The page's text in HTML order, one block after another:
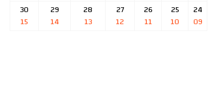
24
09
25
10
26
11
27
12
28
13
29
14
30
15